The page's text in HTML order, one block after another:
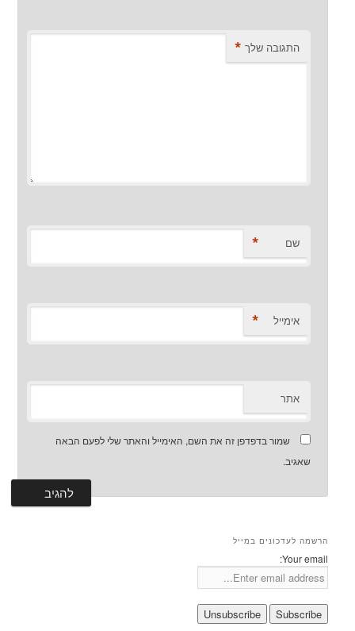
התגובה שלך *
שם *
אימייל *
אתר
שמור בדפדפן זה את השם, האימייל והאתר שלי לפעם הבאה
שאגיב.
הרשמה לעדכונים במייל
Your email: